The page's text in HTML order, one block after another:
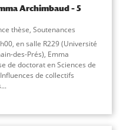
Archimbaud – 5
thèse, Soutenances
en salle R229 (Université
des-Prés), Emma
de doctorat en Sciences de
de collectifs